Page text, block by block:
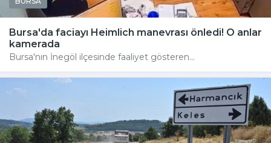
Bursa'da faciayı Heimlich manevrası önledi! O anlar
kamerada
Bursa'nın İnegöl ilçesinde faaliyet gösteren...